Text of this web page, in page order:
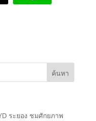
ระยอง ชมศักยภาพ